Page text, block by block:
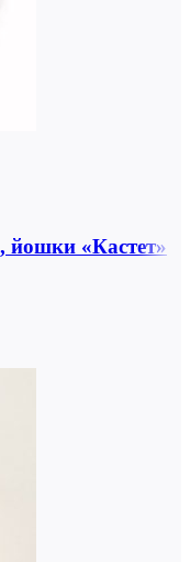
йошки «Кастет»